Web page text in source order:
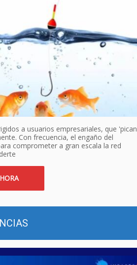
a usuarios empresariales, que 'pican
Con frecuencia, el engaño del
comprometer a gran escala la red